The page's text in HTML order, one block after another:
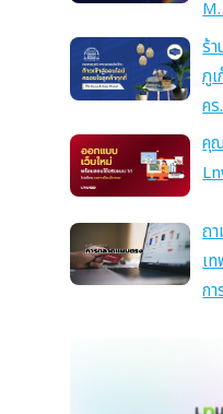
ร้
ภู
ค
คุ
ถ
เ
ก